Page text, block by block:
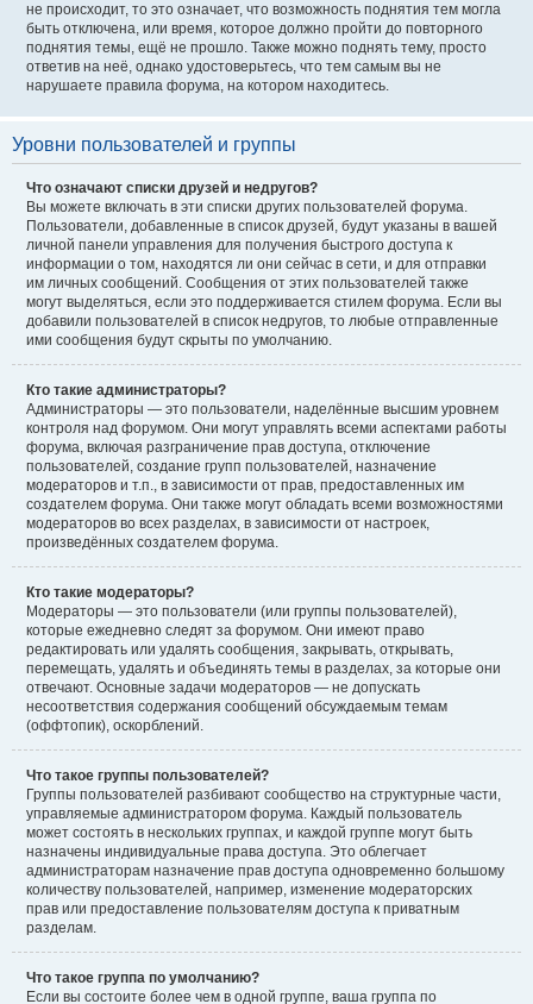
не происходит, то это означает, что возможность поднятия тем могла
быть отключена, или время, которое должно пройти до повторного
поднятия темы, ещё не прошло. Также можно поднять тему, просто
ответив на неё, однако удостоверьтесь, что тем самым вы не
нарушаете правила форума, на котором находитесь.
Уровни пользователей и группы
Что означают списки друзей и недругов?
Вы можете включать в эти списки других пользователей форума.
Пользователи, добавленные в список друзей, будут указаны в вашей
личной панели управления для получения быстрого доступа к
информации о том, находятся ли они сейчас в сети, и для отправки
им личных сообщений. Сообщения от этих пользователей также
могут выделяться, если это поддерживается стилем форума. Если вы
добавили пользователей в список недругов, то любые отправленные
ими сообщения будут скрыты по умолчанию.
Кто такие администраторы?
Администраторы — это пользователи, наделённые высшим уровнем
контроля над форумом. Они могут управлять всеми аспектами работы
форума, включая разграничение прав доступа, отключение
пользователей, создание групп пользователей, назначение
модераторов и т.п., в зависимости от прав, предоставленных им
создателем форума. Они также могут обладать всеми возможностями
модераторов во всех разделах, в зависимости от настроек,
произведённых создателем форума.
Кто такие модераторы?
Модераторы — это пользователи (или группы пользователей),
которые ежедневно следят за форумом. Они имеют право
редактировать или удалять сообщения, закрывать, открывать,
перемещать, удалять и объединять темы в разделах, за которые они
отвечают. Основные задачи модераторов — не допускать
несоответствия содержания сообщений обсуждаемым темам
(оффтопик), оскорблений.
Что такое группы пользователей?
Группы пользователей разбивают сообщество на структурные части,
управляемые администратором форума. Каждый пользователь
может состоять в нескольких группах, и каждой группе могут быть
назначены индивидуальные права доступа. Это облегчает
администраторам назначение прав доступа одновременно большому
количеству пользователей, например, изменение модераторских
прав или предоставление пользователям доступа к приватным
разделам.
Что такое группа по умолчанию?
Если вы состоите более чем в одной группе, ваша группа по